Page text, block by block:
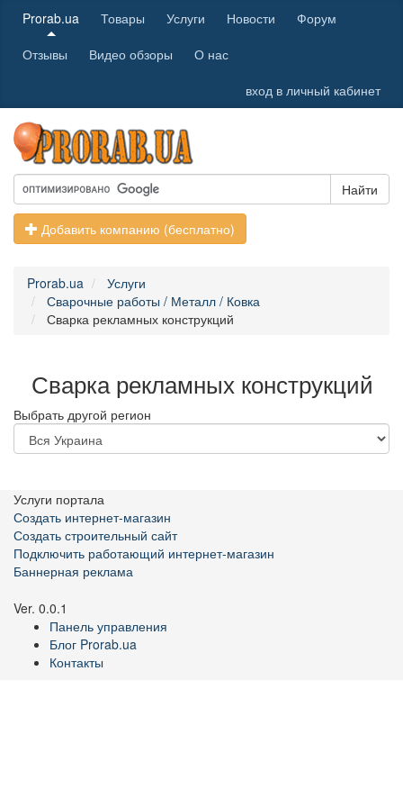
Prorab.ua Товары Услуги Новости
Форум
Отзывы
Видео обзоры
О нас
вход в личный кабинет
Найти
Добавить компанию (бесплатно)
Prorab.ua
Услуги
Сварочные работы / Металл / Ковка
Сварка рекламных конструкций
Сварка рекламных конструкций
Выбрать другой регион
Услуги портала
Создать интернет-магазин
Создать строительный сайт
Подключить работающий интернет-магазин
Баннерная реклама
Ver. 0.0.1
Панель управления
Блог Prorab.ua
Контакты